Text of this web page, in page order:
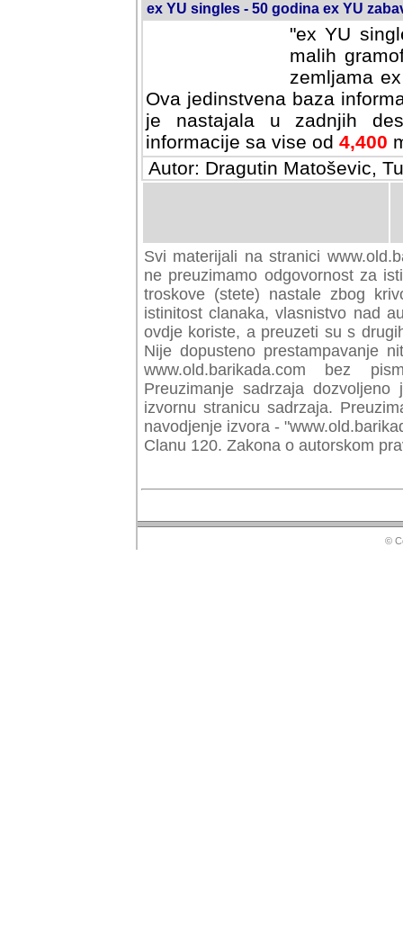
ex YU singles - 50 godina ex YU
"ex YU
malih
zemljama
Ova jedinstvena baza
je nastajala u zadnjih
informacije sa vise od 4,400
Autor: Dragutin Matoševic,
Svi materijali na stranici
preuzimamo odgovornost za
troskove (stete) nastale zbog
istinitost clanaka, vlasnistvo nad
ovdje koriste, a preuzeti su s
Nije dopusteno prestampavanje
www.old.barikada.com bez
Preuzimanje sadrzaja
izvornu stranicu sadrzaja.
navodjenje izvora -
Clanu 120. Zakona o autorskom
©